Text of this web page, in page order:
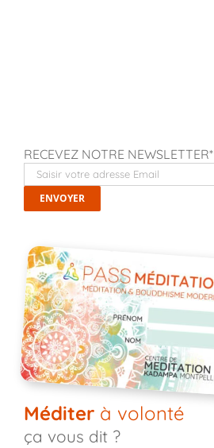
RECEVEZ NOTRE NEWSLETTER*
Méditerà volonté
ça vous dit ?